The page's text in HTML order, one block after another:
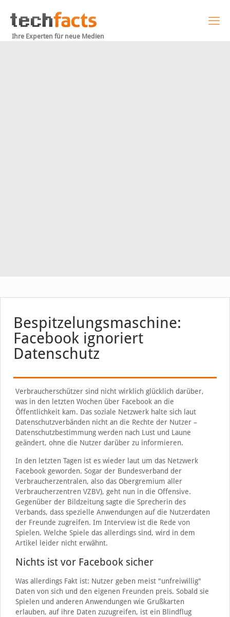
Ihre Experten für neue Medien
Bespitzelungsmaschine:
Facebook ignoriert
Datenschutz
Verbraucherschützer sind nicht wirklich glücklich darüber,
was in den letzten Wochen über Facebook an die
Öffentlichkeit kam. Das soziale Netzwerk halte sich laut
Datenschutzverbänden nicht an die Rechte der Nutzer –
Datenschutzbestimmung werden nach Lust und Laune
geändert, ohne die Nutzer darüber zu informieren.
In den letzten Tagen ist es wieder laut um das Netzwerk
Facebook geworden. Sogar der Bundesverband der
Verbraucherzentralen, also das Obergremium aller
Verbraucherzentren VZBV), geht nun in die Offensive.
Gegenüber der Bildzeitung sagte die Sprecherin des
Verbands, dass spezielle Anwendungen auf die Nutzerdaten
der Freunde zugreifen. Im Interview ist die Rede von
Spielen. Welche Spiele das allerdings sind, wird in dem
Artikel leider nicht erwähnt.
Nichts ist vor Facebook sicher
Was allerdings Fakt ist: Nutzer geben meist "unfreiwillig"
Daten von sich und den eigenen Freunden preis. Sobald sie
Spielen und anderen Anwendungen wie Grußkarten
erlauben, auf ihre Daten zuzugreifen, ist ein Blindflug